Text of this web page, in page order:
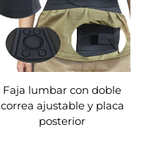
Faja lumbar con doble
correa ajustable y placa
posterior